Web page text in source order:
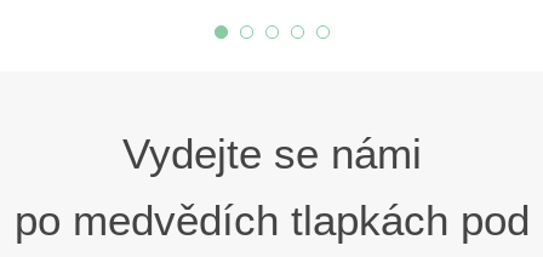
Vydejte se námi
po medvědích tlapkách pod